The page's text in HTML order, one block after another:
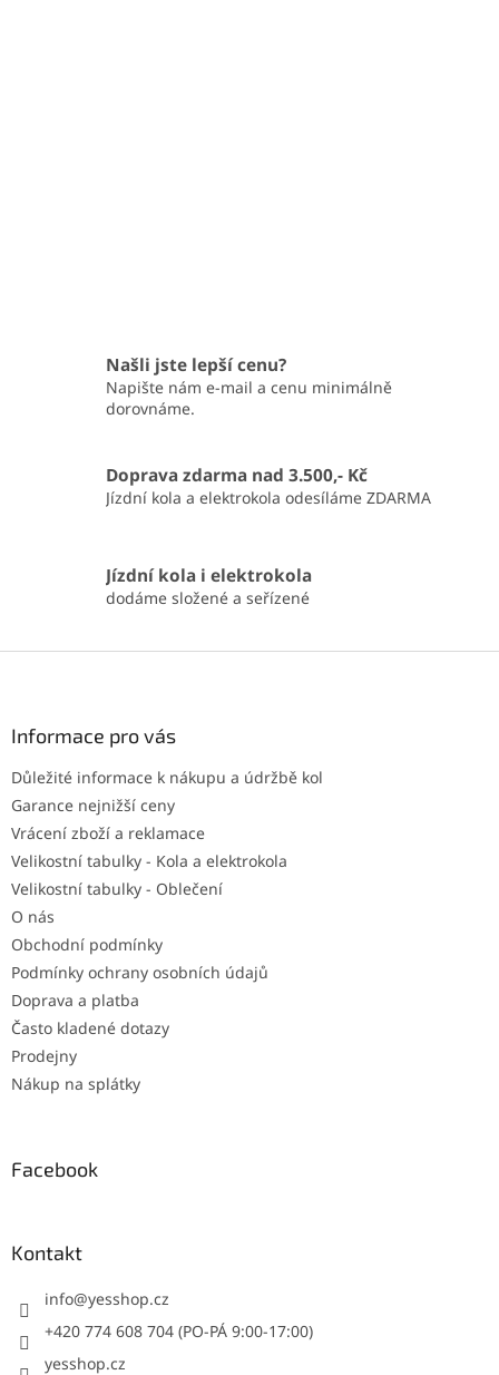
Našli jste lepší cenu?
Napište nám e-mail a cenu minimálně
dorovnáme.
Doprava zdarma nad 3.500,- Kč
Jízdní kola a elektrokola odesíláme ZDARMA
Jízdní kola i elektrokola
dodáme složené a seřízené
Informace pro vás
Důležité informace k nákupu a údržbě kol
Garance nejnižší ceny
Vrácení zboží a reklamace
Velikostní tabulky - Kola a elektrokola
Velikostní tabulky - Oblečení
O nás
Obchodní podmínky
Podmínky ochrany osobních údajů
Doprava a platba
Často kladené dotazy
Prodejny
Nákup na splátky
Facebook
Kontakt
info@yesshop.cz
+420 774 608 704 (PO-PÁ 9:00-17:00)
yesshop.cz